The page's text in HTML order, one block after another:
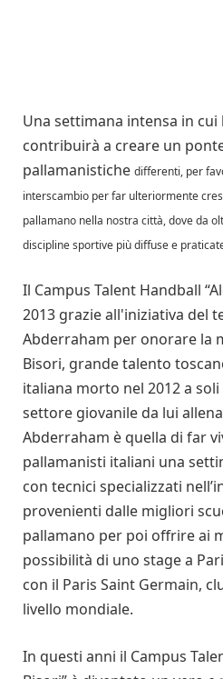
Una settimana intensa in
contribuirà a creare un
pallamanistiche differenti, per
interscambio per far ulteriormente
pallamano nella nostra città, dove da
discipline sportive più diffuse e
Il Campus Talent Handball
2013 grazie all'iniziativa del
Abderraham per onorare la
Bisori, grande talento
italiana morto nel 2012 a
settore giovanile da lui
Abderraham è quella di far
pallamanisti italiani una
con tecnici specializzati
provenienti dalle migliori
pallamano per poi offrire ai
possibilità di uno stage a
con il Paris Saint Germain,
livello mondiale.
In questi anni il Campus